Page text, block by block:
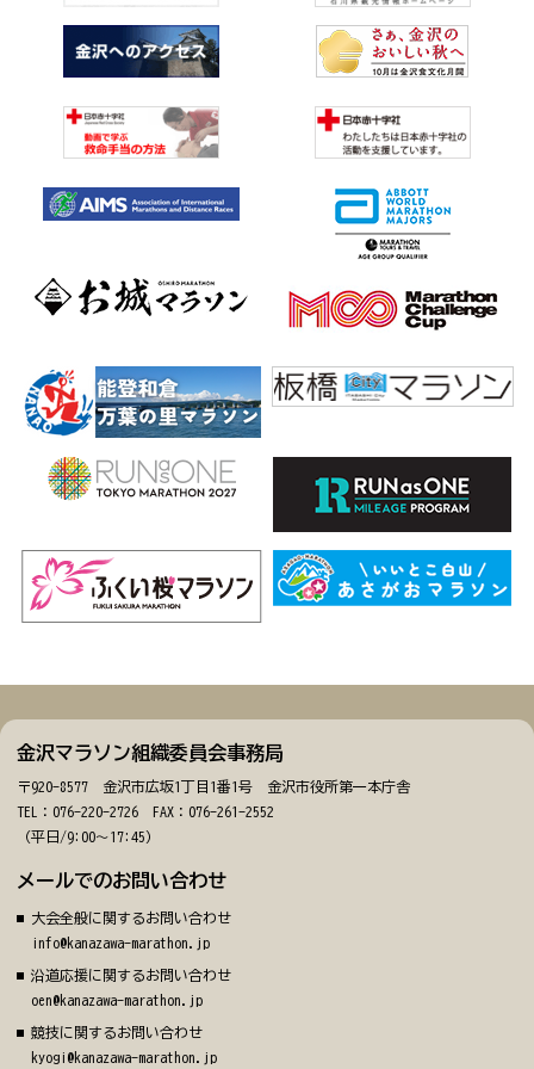
金沢マラソン組織委員会事務局
〒920-8577 金沢市広坂1丁目1番1号 金沢市役所第一本庁舎
TEL：076-220-2726 FAX：076-261-2552
（平日/9:00～17:45）
メールでのお問い合わせ
大会全般に関するお問い合わせ
info@kanazawa-marathon.jp
沿道応援に関するお問い合わせ
oen@kanazawa-marathon.jp
競技に関するお問い合わせ
kyogi@kanazawa-marathon.jp